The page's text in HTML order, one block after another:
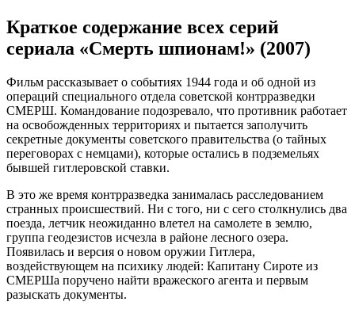
Краткое содержание всех серий
сериала «Смерть шпионам!» (2007)
Фильм рассказывает о событиях 1944 года и об одной из
операций специального отдела советской контрразведки
СМЕРШ. Командование подозревало, что противник работает
на освобожденных территориях и пытается заполучить
секретные документы советского правительства (о тайных
переговорах с немцами), которые остались в подземельях
бывшей гитлеровской ставки.
В это же время контрразведка занималась расследованием
странных происшествий. Ни с того, ни с сего столкнулись два
поезда, летчик неожиданно влетел на самолете в землю,
группа геодезистов исчезла в районе лесного озера.
Появилась и версия о новом оружии Гитлера,
воздействующем на психику людей: Капитану Сироте из
СМЕРШа поручено найти вражеского агента и первым
разыскать документы.